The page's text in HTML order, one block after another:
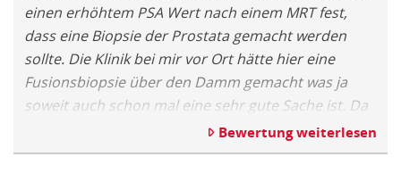
einen erhöhtem PSA Wert nach einem MRT fest,
dass eine Biopsie der Prostata gemacht werden
sollte. Die Klinik bei mir vor Ort hätte hier eine
Fusionsbiopsie über den Damm gemacht was ja
soweit auch schon mal eine sehr gute Sache ist. Da
diese aber unter Vollnarkose ausgeführt werden
sollte, schaute ich im Internet nach Alternativen und
Bewertung weiterlesen